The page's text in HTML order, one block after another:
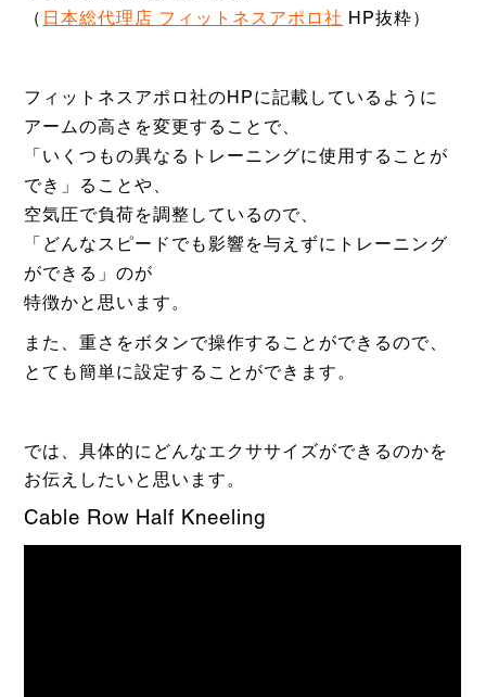
（ 日本総代理店 フィットネスアポロ社 HP抜粋）
フィットネスアポロ社のHPに記載しているように
アームの高さを変更することで、
「いくつもの異なるトレーニングに使用することが
でき」ることや、
空気圧で負荷を調整しているので、
「どんなスピードでも影響を与えずにトレーニング
ができる」のが
特徴かと思います。
また、重さをボタンで操作することができるので、
とても簡単に設定することができます。
では、具体的にどんなエクササイズができるのかを
お伝えしたいと思います。
Cable Row Half Kneeling